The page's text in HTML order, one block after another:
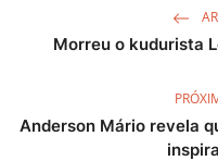
Morreu o kudurista
Anderson Mário revela